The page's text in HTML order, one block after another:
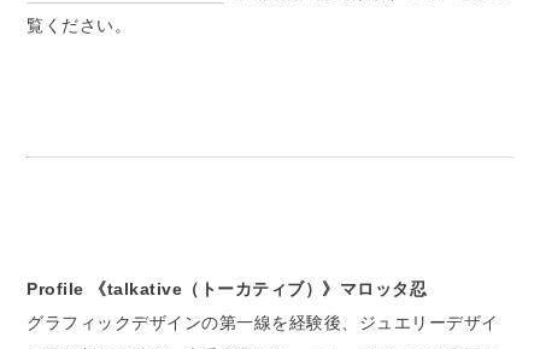
覧ください。
Profile 《talkative（トーカティブ）》マロッタ忍
グラフィックデザインの第一線を経験後、ジュエリーデザイ